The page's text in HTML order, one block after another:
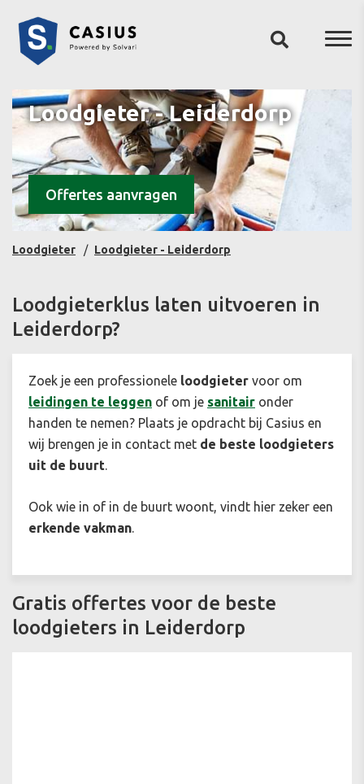
Loodgieter - Leiderdorp
Offertes aanvragen
Loodgieter Loodgieter - Leiderdorp
Loodgieterklus laten uitvoeren in
Leiderdorp?
Zoek je een professionele loodgieter voor om
leidingen te leggen of om je sanitair onder
handen te nemen? Plaats je opdracht bij Casius en
wij brengen je in contact met de beste loodgieters
uit de buurt.
Ook wie in of in de buurt woont, vindt hier zeker een
erkende vakman.
Gratis offertes voor de beste
loodgieters in Leiderdorp